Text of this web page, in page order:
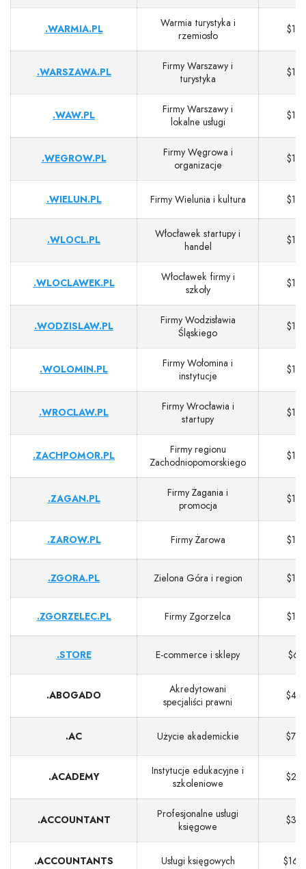
.WARMIA.PL
Warmia turystyka i
rzemiosło
$13
.WARSZAWA.PL
Firmy Warszawy i
turystyka
$13
.WAW.PL
Firmy Warszawy i
lokalne usługi
$13
.WEGROW.PL
Firmy Węgrowa i
organizacje
$13
.WIELUN.PL Firmy Wielunia i kultura $13
.WLOCL.PL
Włocławek startupy i
handel
$13
.WLOCLAWEK.PL
Włocławek firmy i
szkoły
$13
.WODZISLAW.PL
Firmy Wodzisławia
Śląskiego
$13
.WOLOMIN.PL
Firmy Wołomina i
instytucje
$13
.WROCLAW.PL
Firmy Wrocławia i
startupy
$13
.ZACHPOMOR.PL
Firmy regionu
Zachodniopomorskiego
$13
.ZAGAN.PL
Firmy Żagania i
promocja
$13
.ZAROW.PL Firmy Żarowa $13
.ZGORA.PL Zielona Góra i region $13
.ZGORZELEC.PL Firmy Zgorzelca $13
.STORE E‑commerce i sklepy $6
.ABOGADO
Akredytowani
specjaliści prawni
$44
.AC Użycie akademickie $74
.ACADEMY
Instytucje edukacyjne i
szkoleniowe
$23
.ACCOUNTANT
Profesjonalne usługi
księgowe
$33
.ACCOUNTANTS Usługi księgowych $164